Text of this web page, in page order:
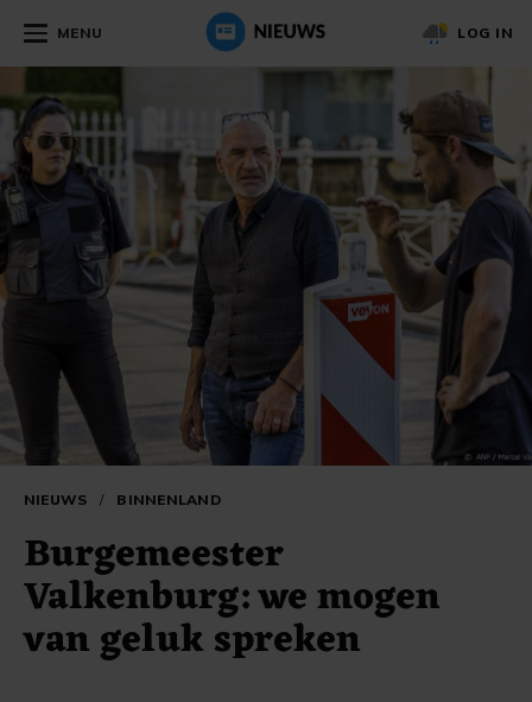
MENU LOG IN
NIEUWS / BINNENLAND
Burgemeester
Valkenburg: we mogen
van geluk spreken